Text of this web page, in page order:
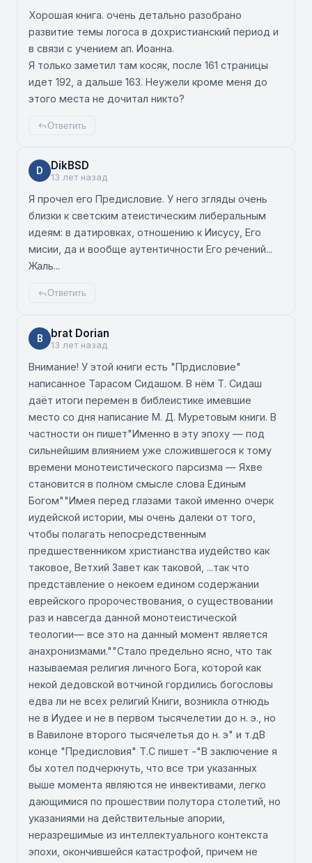
Хорошая книга. очень детально разобрано
развитие темы логоса в дохристианский период и
в связи с учением ап. Иоанна.
Я только заметил там косяк, после 161 страницы
идет 192, а дальше 163. Неужели кроме меня до
этого места не дочитал никто?
Ответить
D DikBSD
13 лет назад
Я прочел его Предисловие. У него згляды очень
близки к светским атеистическим либеральным
идеям: в датировках, отношению к Иисусу, Его
мисии, да и вообще аутентичности Его речений...
Жаль...
Ответить
B brat Dorian
13 лет назад
Внимание! У этой книги есть "Прдисловие"
написанное Тарасом Сидашом. В нём Т. Сидаш
даёт итоги перемен в библеистике имевшие
место со дня написание М. Д. Муретовым книги. В
частности он пишет"Именно в эту эпоху — под
сильнейшим влиянием уже сложившегося к тому
времени монотеистического парсизма — Яхве
становится в полном смысле слова Единым
Богом""Имея перед глазами такой именно очерк
иудейской истории, мы очень далеки от того,
чтобы полагать непосредственным
предшественником христианства иудейство как
таковое, Ветхий Завет как таковой, ...так что
представление о некоем едином содержании
еврейского пророчествования, о существовании
раз и навсегда данной монотеистической
теологии— все это на данный момент является
анахронизмами.""Стало предельно ясно, что так
называемая религия личного Бога, которой как
некой дедовской вотчиной гордились богословы
едва ли не всех религий Книги, возникла отнюдь
не в Иудее и не в первом тысячелетии до н. э., но
в Вавилоне второго тысячелетья до н. э" и т.дВ
конце "Предисловия" Т.С пишет -"В заключение я
бы хотел подчеркнуть, что все три указанных
выше момента являются не инвективами, легко
дающимися по прошествии полутора столетий, но
указаниями на действительные апории,
неразрешимые из интеллектуального контекста
эпохи, окончившейся катастрофой, причем не